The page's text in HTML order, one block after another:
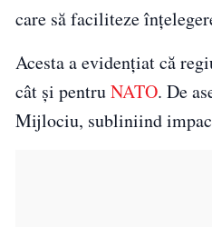
care să faciliteze
Acesta a evidențiat că
cât și pentruNATO. De
Mijlociu, subliniind